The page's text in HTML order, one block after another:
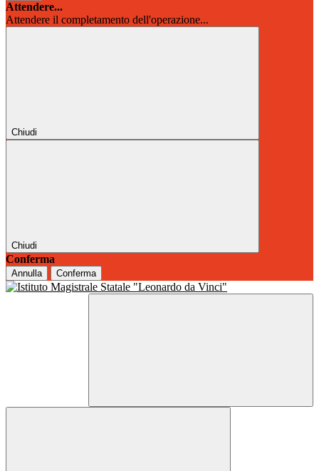
Attendere...
Attendere il completamento dell'operazione...
Chiudi
Chiudi
Conferma
Annulla Conferma